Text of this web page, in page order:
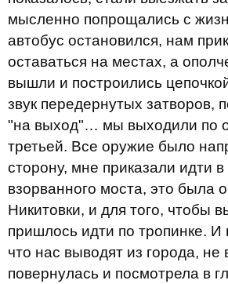
мысленно попрощались с
автобус остановился, нам
оставаться на местах, а
вышли и построились
звук передернутых затворов,
"на выход"… мы выходили по
третьей. Все оружие было
сторону, мне приказали идти
взорванного моста, это была
Никитовки, и для того, чтобы
пришлось идти по тропинке. И
что нас выводят из города,
повернулась и посмотрела в